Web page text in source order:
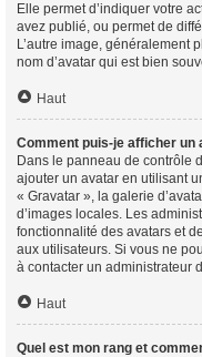
Elle permet d’indiquer votre
avez publié, ou permet de
L’autre image, généralement
nom d’avatar qui est bien
Haut
Comment puis-je afficher un
Dans le panneau de contrôle
ajouter un avatar en utilisant
« Gravatar », la galerie
d’images locales. Les
fonctionnalité des avatars et
aux utilisateurs. Si vous ne
à contacter un administrateur
Haut
Quel est mon rang et